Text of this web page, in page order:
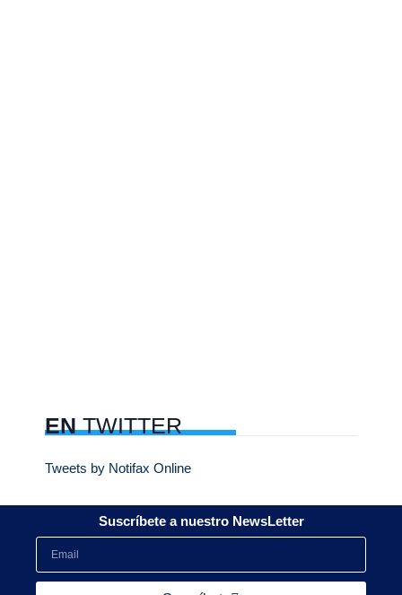
ENTWITTER
Tweets by Notifax Online
Suscríbete a nuestro NewsLetter